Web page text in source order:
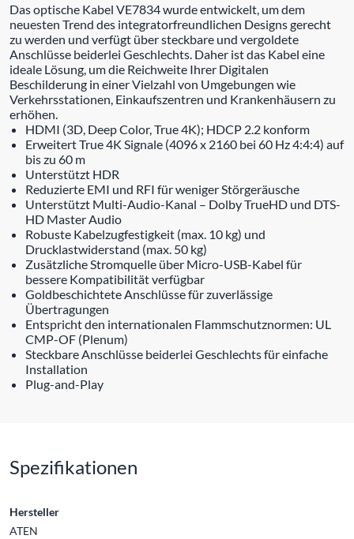
Das optische Kabel VE7834 wurde entwickelt, um dem
neuesten Trend des integratorfreundlichen Designs gerecht
zu werden und verfügt über steckbare und vergoldete
Anschlüsse beiderlei Geschlechts. Daher ist das Kabel eine
ideale Lösung, um die Reichweite Ihrer Digitalen
Beschilderung in einer Vielzahl von Umgebungen wie
Verkehrsstationen, Einkaufszentren und Krankenhäusern zu
erhöhen.
HDMI (3D, Deep Color, True 4K); HDCP 2.2 konform
Erweitert True 4K Signale (4096 x 2160 bei 60 Hz 4:4:4) auf
bis zu 60 m
Unterstützt HDR
Reduzierte EMI und RFI für weniger Störgeräusche
Unterstützt Multi-Audio-Kanal – Dolby TrueHD und DTS-
HD Master Audio
Robuste Kabelzugfestigkeit (max. 10 kg) und
Drucklastwiderstand (max. 50 kg)
Zusätzliche Stromquelle über Micro-USB-Kabel für
bessere Kompatibilität verfügbar
Goldbeschichtete Anschlüsse für zuverlässige
Übertragungen
Entspricht den internationalen Flammschutznormen: UL
CMP-OF (Plenum)
Steckbare Anschlüsse beiderlei Geschlechts für einfache
Installation
Plug-and-Play
Spezifikationen
Hersteller
ATEN